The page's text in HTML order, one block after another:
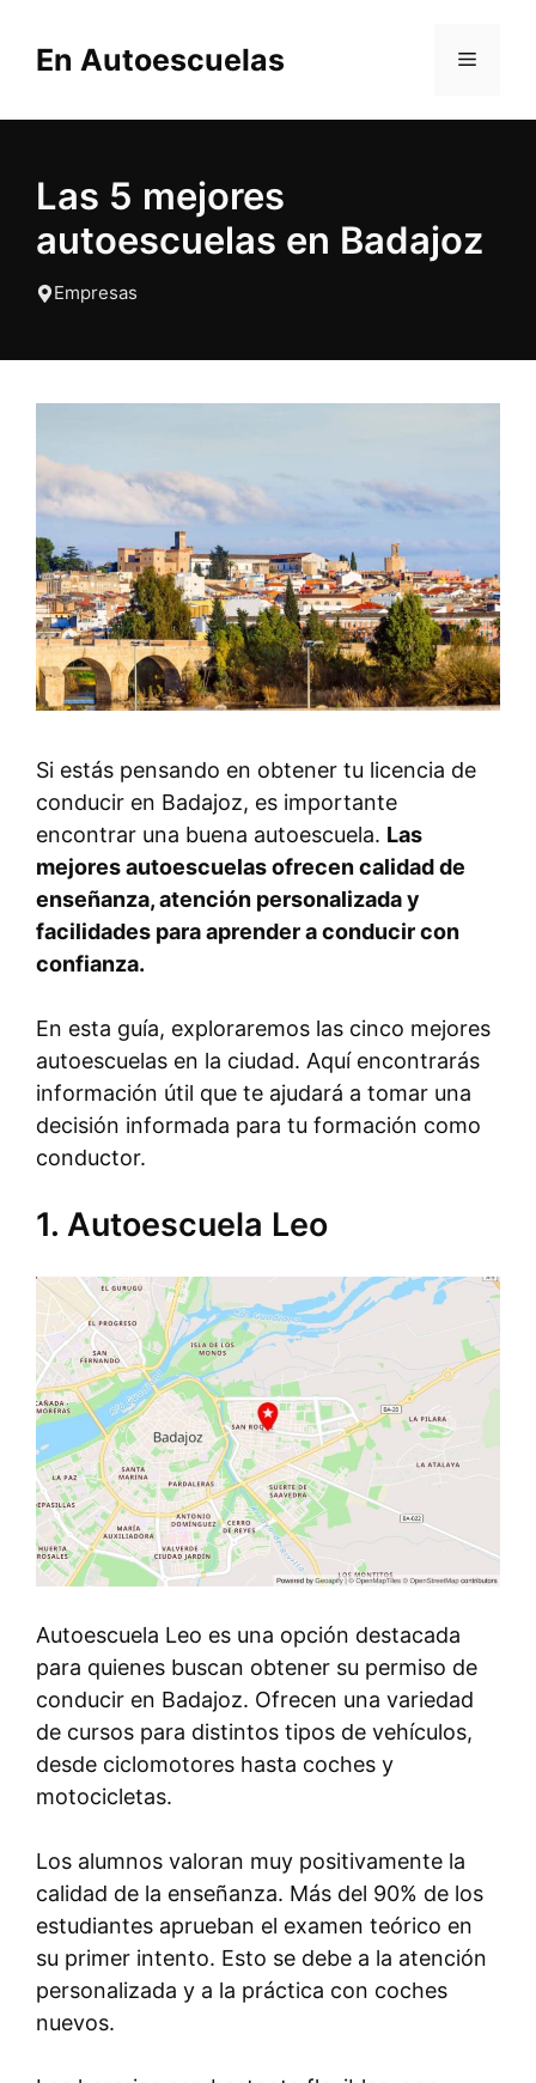
En Autoescuelas MENÚ
Las 5 mejores
autoescuelas en Badajoz
Empresas
Si estás pensando en obtener tu licencia de
conducir en Badajoz, es importante
encontrar una buena autoescuela. Las
mejores autoescuelas ofrecen calidad de
enseñanza, atención personalizada y
facilidades para aprender a conducir con
confianza.
En esta guía, exploraremos las cinco mejores
autoescuelas en la ciudad. Aquí encontrarás
información útil que te ajudará a tomar una
decisión informada para tu formación como
conductor.
1. Autoescuela Leo
Autoescuela Leo es una opción destacada
para quienes buscan obtener su permiso de
conducir en Badajoz. Ofrecen una variedad
de cursos para distintos tipos de vehículos,
desde ciclomotores hasta coches y
motocicletas.
Los alumnos valoran muy positivamente la
calidad de la enseñanza. Más del 90% de los
estudiantes aprueban el examen teórico en
su primer intento. Esto se debe a la atención
personalizada y a la práctica con coches
nuevos.